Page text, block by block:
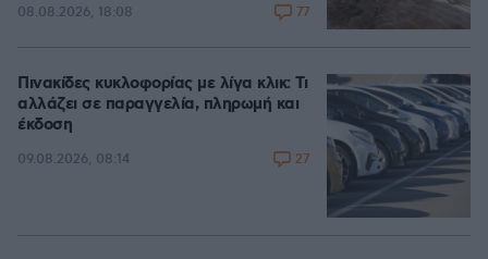
08.08.2026, 18:08 77
Πινακίδες κυκλοφορίας με λίγα κλικ: Τι
αλλάζει σε παραγγελία, πληρωμή και
έκδοση
09.08.2026, 08:14 27